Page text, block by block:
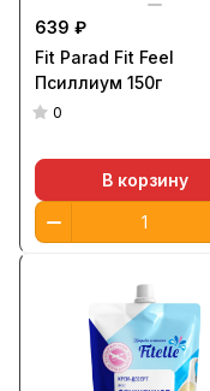
639 ₽
Fit Parad Fit Feel
Псиллиум 150г
0
В корзину